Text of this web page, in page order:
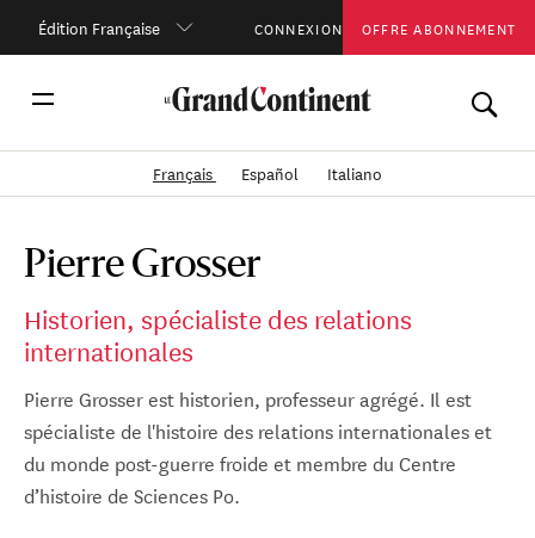
Édition Française CONNEXION OFFRE ABONNEMENT
Français Español Italiano
Pierre Grosser
Historien, spécialiste des relations
internationales
Pierre Grosser est historien, professeur agrégé. Il est
spécialiste de l'histoire des relations internationales et
du monde post-guerre froide et membre du Centre
d’histoire de Sciences Po.